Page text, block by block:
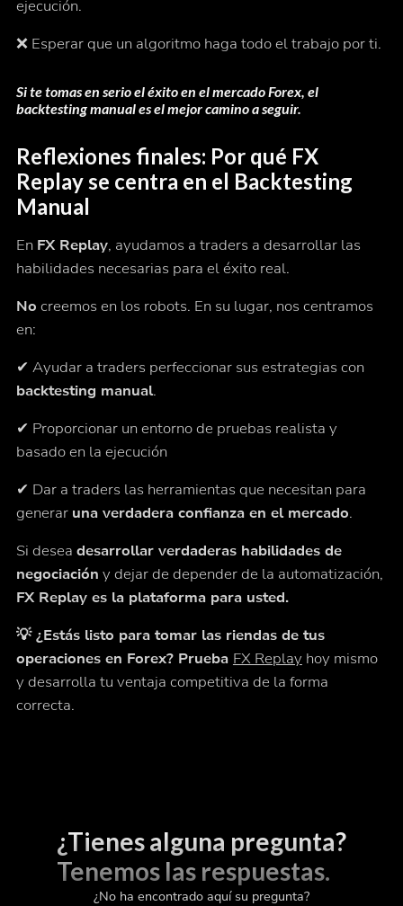
ejecución.
❌ Esperar que un algoritmo haga todo el trabajo por ti.
Si te tomas en serio el éxito en el mercado Forex, el
backtesting manual es el mejor camino a seguir.
Reflexiones finales: Por qué FX
Replay se centra en el Backtesting
Manual
En FX Replay, ayudamos a traders a desarrollar las
habilidades necesarias para el éxito real.
No creemos en los robots. En su lugar, nos centramos
en:
✔ Ayudar a traders perfeccionar sus estrategias con
backtesting manual.
✔ Proporcionar un entorno de pruebas realista y
basado en la ejecución
✔ Dar a traders las herramientas que necesitan para
generar una verdadera confianza en el mercado.
Si desea desarrollar verdaderas habilidades de
negociación y dejar de depender de la automatización,
FX Replay es la plataforma para usted.
💡 ¿Estás listo para tomar las riendas de tus
operaciones en Forex? Prueba FX Replay hoy mismo
y desarrolla tu ventaja competitiva de la forma
correcta.
¿Tienes alguna pregunta?
Tenemos las respuestas.
¿No ha encontrado aquí su pregunta?